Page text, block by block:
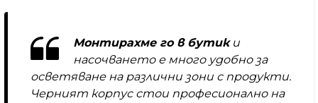
Монтирахме го в бутики
насочването е много удобно за
осветяване на различни зони с продукти.
Черният корпус стои професионално на